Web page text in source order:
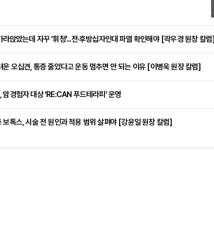
라앉았는데 자꾸 '휘청'...전·후방십자인대 파열 확인해야 [곽우경 원장 칼럼]
운 오십견, 통증 줄었다고 운동 멈추면 안 되는 이유 [이병욱 원장 칼럼]
암경험자 대상 ‘RE:CAN 푸드테라피’ 운영
보톡스, 시술 전 원인과 적용 범위 살펴야 [강윤일 원장 칼럼]